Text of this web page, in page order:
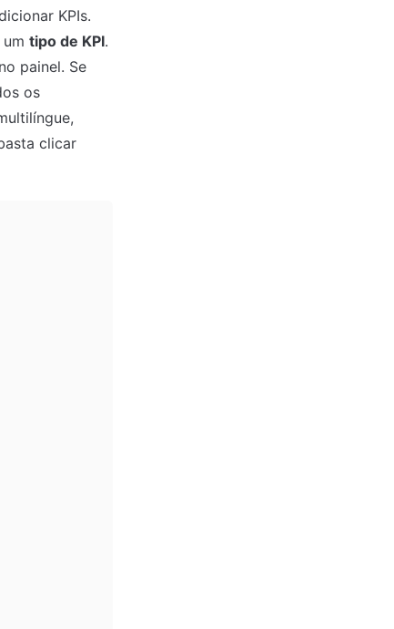
KPIs.
tipo de KPI.
painel. Se
os
clicar